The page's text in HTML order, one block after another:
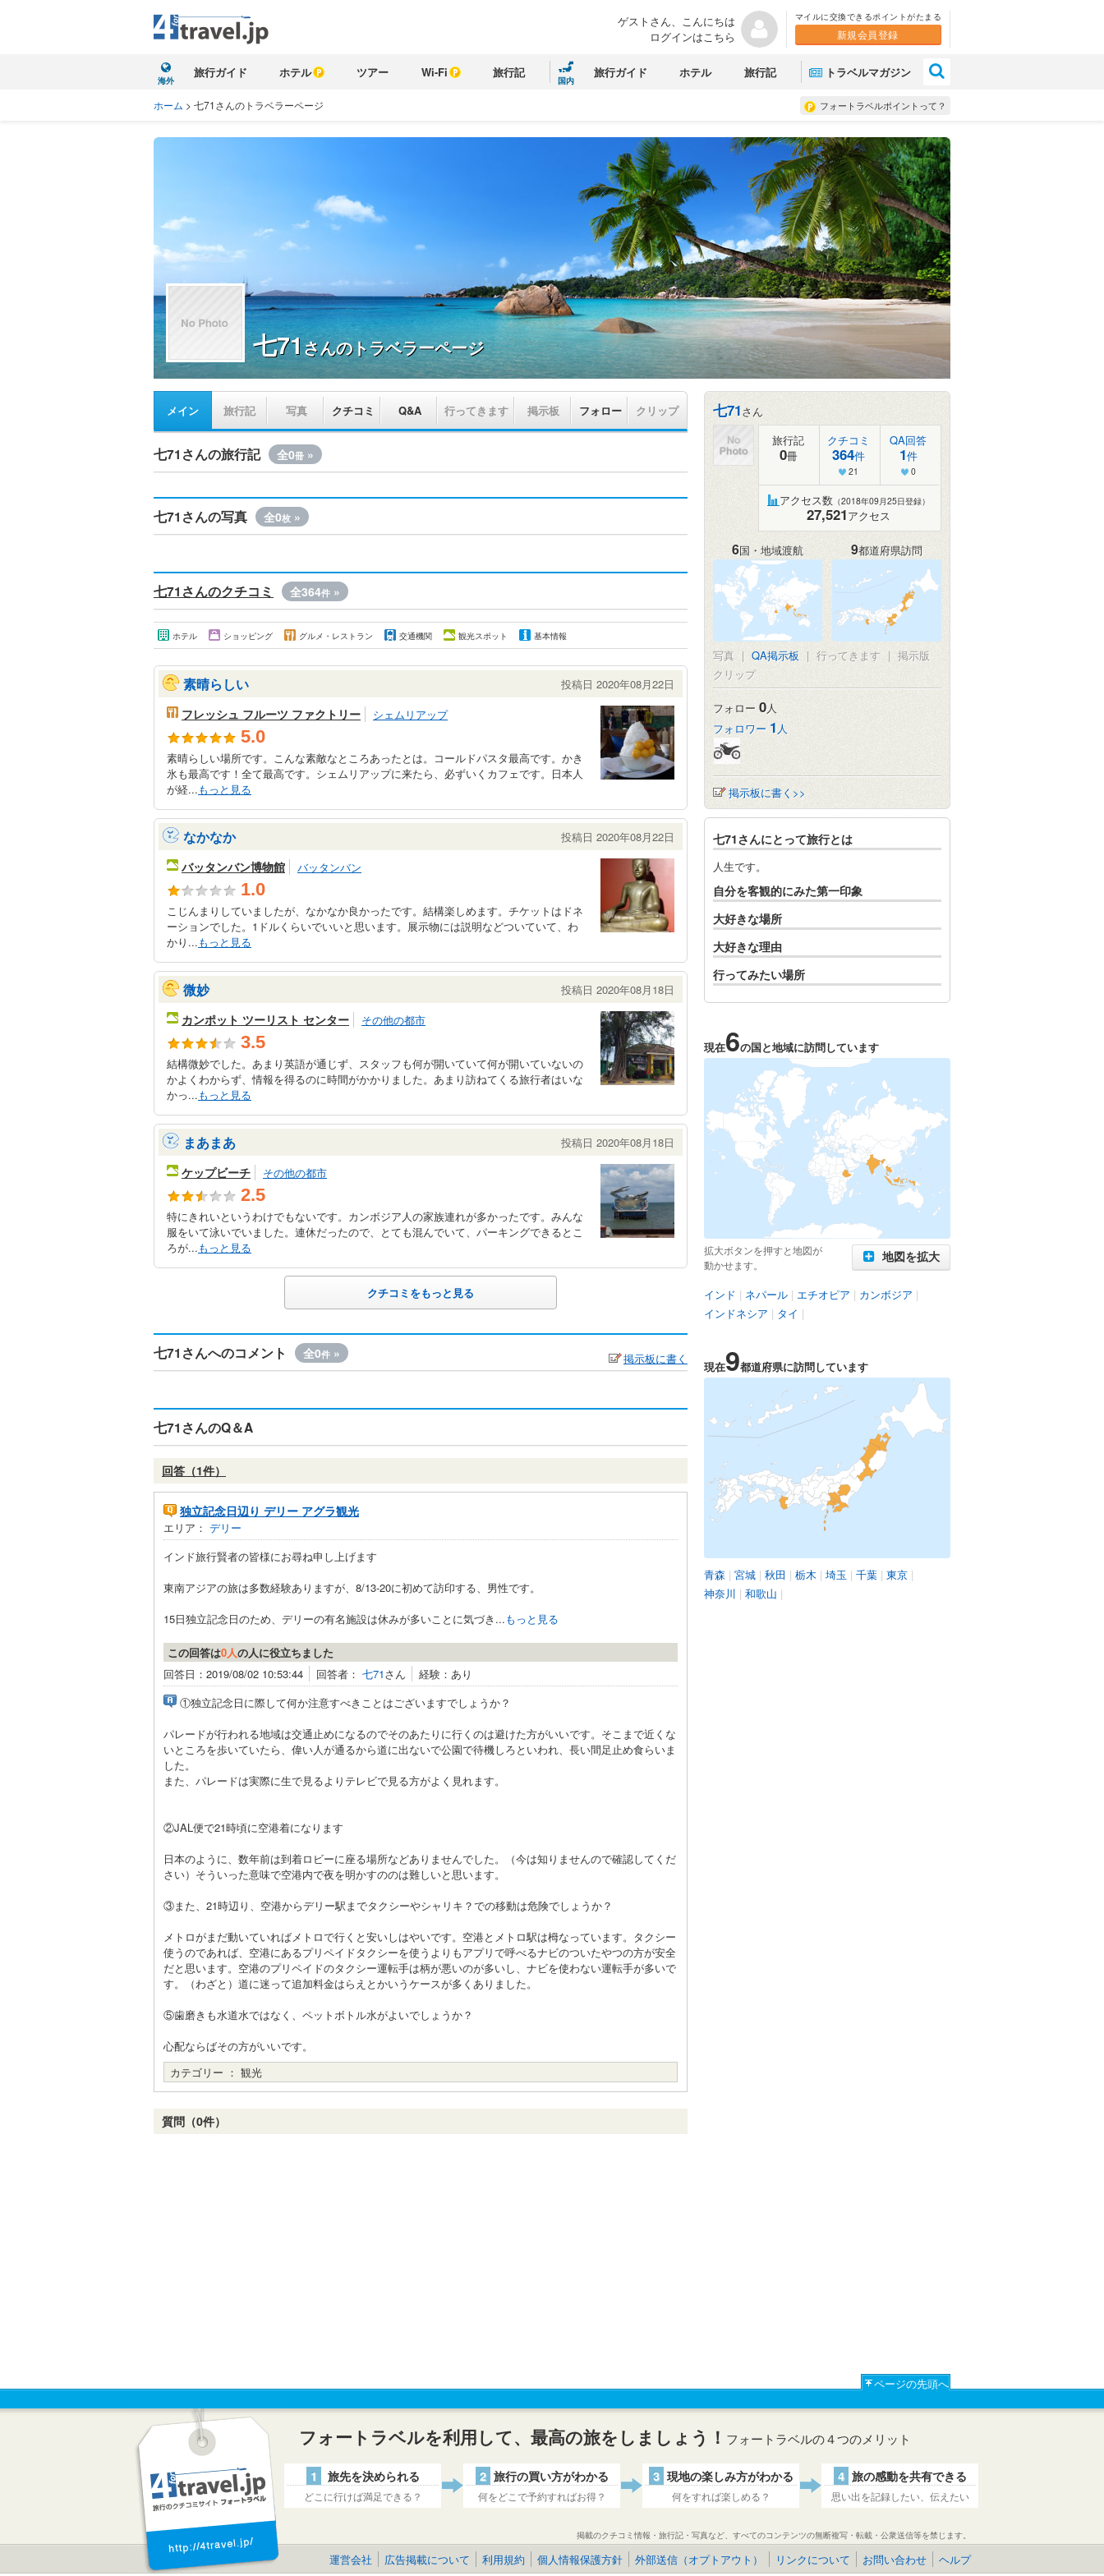
ゲストさん、こんにちは
ログインはこちら
マイルに交換できるポイントがたまる
新規会員登録
海外
旅行ガイド ホテル ツアー Wi-Fi 旅行記
国内
旅行ガイド ホテル 旅行記 トラベルマガジン
フォートラベルポイントって？
ホーム > 七71さんのトラベラーページ
七71さんのトラベラーページ
メイン 旅行記 写真 クチコミ Q&A 行ってきます 掲示板 フォロー クリップ
七71さんの旅行記 全0冊 »
七71さんの写真 全0枚 »
七71さんのクチコミ 全364件 »
ホテル ショッピング グルメ・レストラン 交通機関 観光スポット 基本情報
素晴らしい 投稿日 2020年08月22日
フレッシュ フルーツ ファクトリー シェムリアップ
5.0
素晴らしい場所です。こんな素敵なところあったとは。コールドパスタ最高です。かき
氷も最高です！全て最高です。シェムリアップに来たら、必ずいくカフェです。日本人
が経...もっと見る
なかなか 投稿日 2020年08月22日
バッタンバン博物館 バッタンバン
1.0
こじんまりしていましたが、なかなか良かったです。結構楽しめます。チケットはドネ
ーションでした。1ドルくらいでいいと思います。展示物には説明などついていて、わ
かり...もっと見る
微妙 投稿日 2020年08月18日
カンポット ツーリスト センター その他の都市
3.5
結構微妙でした。あまり英語が通じず、スタッフも何が開いていて何が開いていないの
かよくわからず、情報を得るのに時間がかかりました。あまり訪ねてくる旅行者はいな
かっ...もっと見る
まあまあ 投稿日 2020年08月18日
ケップビーチ その他の都市
2.5
特にきれいというわけでもないです。カンボジア人の家族連れが多かったです。みんな
服をいて泳いでいました。連休だったので、とても混んでいて、パーキングできるとこ
ろが...もっと見る
クチコミをもっと見る
七71さんへのコメント 全0件 » 掲示板に書く
七71さんのQ＆A
回答（1件）
独立記念日辺り デリー アグラ観光
エリア： デリー
インド旅行賢者の皆様にお尋ね申し上げます
東南アジアの旅は多数経験ありますが、8/13-20に初めて訪印する、男性です。
15日独立記念日のため、デリーの有名施設は休みが多いことに気づき...もっと見る
この回答は0人の人に役立ちました
回答日：2019/08/02 10:53:44
回答者： 七71さん
経験：あり
①独立記念日に際して何か注意すべきことはございますでしょうか？
パレードが行われる地域は交通止めになるのでそのあたりに行くのは避けた方がいいです。そこまで近くな
いところを歩いていたら、偉い人が通るから道に出ないで公園で待機しろといわれ、長い間足止め食らいま
した。
また、パレードは実際に生で見るよりテレビで見る方がよく見れます。
②JAL便で21時頃に空港着になります
日本のように、数年前は到着ロビーに座る場所などありませんでした。（今は知りませんので確認してくだ
さい）そういった意味で空港内で夜を明かすののは難しいと思います。
③また、21時辺り、空港からデリー駅までタクシーやシャリキ？での移動は危険でしょうか？
メトロがまだ動いていればメトロで行くと安いしはやいです。空港とメトロ駅は栂なっています。タクシー
使うのであれば、空港にあるプリペイドタクシーを使うよりもアプリで呼べるナビのついたやつの方が安全
だと思います。空港のプリペイドのタクシー運転手は柄が悪いのが多いし、ナビを使わない運転手が多いで
す。（わざと）道に迷って追加料金はらえとかいうケースが多くありました。
⑤歯磨きも水道水ではなく、ペットボトル水がよいでしょうか？
心配ならばその方がいいです。
カテゴリー ： 観光
質問（0件）
七71さん
旅行記
0冊
クチコミ
364件
21
QA回答
1件
0
アクセス数 （2018年09月25日登録）
27,521アクセス
6国・地域渡航 9都道府県訪問
写真 | QA掲示板 | 行ってきます | 掲示版
クリップ
フォロー 0人
フォロワー 1 人
掲示板に書く>>
七71さんにとって旅行とは
人生です。
自分を客観的にみた第一印象
大好きな場所
大好きな理由
行ってみたい場所
現在6の国と地域に訪問しています
拡大ボタンを押すと地図が
動かせます。
地図を拡大
インド | ネパール | エチオピア | カンボジア |
インドネシア | タイ |
現在9都道府県に訪問しています
青森 | 宮城 | 秋田 | 栃木 | 埼玉 | 千葉 | 東京 |
神奈川 | 和歌山 |
ページの先頭へ
フォートラベルを利用して、最高の旅をしましょう！ フォートラベルの４つのメリット
1 旅先を決められる
どこに行けば満足できる？
2 旅行の買い方がわかる
何をどこで予約すればお得？
3 現地の楽しみ方がわかる
何をすれば楽しめる？
4 旅の感動を共有できる
思い出を記録したい、伝えたい
掲載のクチコミ情報・旅行記・写真など、すべてのコンテンツの無断複写・転載・公衆送信等を禁じます。
運営会社 広告掲載について 利用規約 個人情報保護方針 外部送信（オプトアウト） リンクについて お問い合わせ ヘルプ